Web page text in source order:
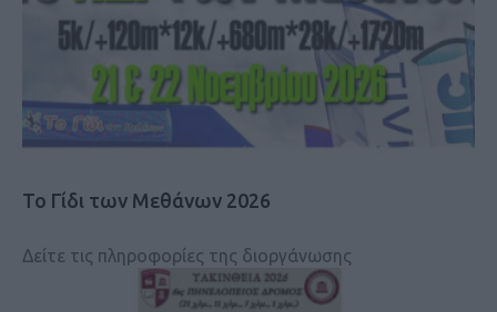
Το Γίδι των Μεθάνων 2026
Δείτε τις πληροφορίες της διοργάνωσης